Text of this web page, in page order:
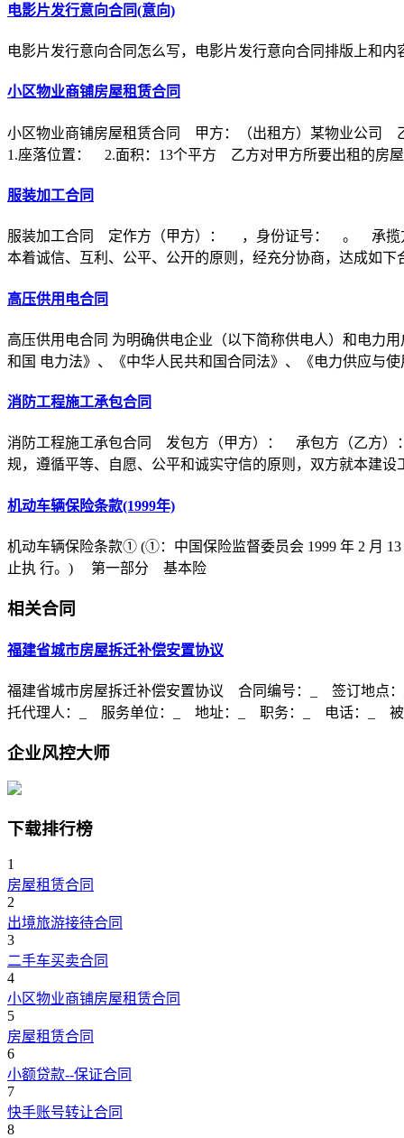
电影片发行意向合同(意向)
电影片发行意向合同怎么写，电影片发行意向合同排版上和
小区物业商铺房屋租赁合同
小区物业商铺房屋租赁合同 甲方：（出租方）某物业公司
1.座落位置： 2.面积：13个平方 乙方对甲方所要出租的房
服装加工合同
服装加工合同 定作方（甲方）： ，身份证号： 。 承揽
本着诚信、互利、公平、公开的原则，经充分协商，达成如下
高压供用电合同
高压供用电合同 为明确供电企业（以下简称供电人）和电力
和国 电力法》、《中华人民共和国合同法》、《电力供应与
消防工程施工承包合同
消防工程施工承包合同 发包方（甲方）： 承包方（乙方）
规，遵循平等、自愿、公平和诚实守信的原则，双方就本建设
机动车辆保险条款(1999年)
机动车辆保险条款① (①：中国保险监督委员会 1999 年 2 月
止执 行。) 第一部分 基本险
相关合同
福建省城市房屋拆迁补偿安置协议
福建省城市房屋拆迁补偿安置协议 合同编号：_ 签订地
托代理人：_ 服务单位：_ 地址：_ 职务：_ 电话：_ 被
企业风控大师
下载排行榜
1
房屋租赁合同
2
出境旅游接待合同
3
二手车买卖合同
4
小区物业商铺房屋租赁合同
5
房屋租赁合同
6
小额贷款--保证合同
7
快手账号转让合同
8